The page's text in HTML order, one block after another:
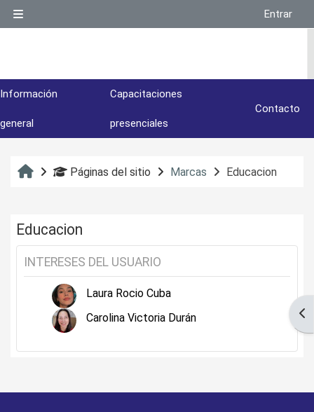
Entrar
Información
general
Capacitaciones
presenciales
Contacto
InicioPáginas del sitio Marcas Educacion
Educacion
INTERESES DEL USUARIO
Laura Rocio Cuba
Carolina Victoria Durán